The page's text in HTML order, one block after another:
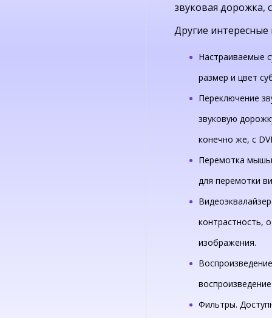
звуковая дорожка,
Другие
Настраиваемые
размер и цвет
Переключение
звуковую
конечно же, с
Перемотка
для перемотки
контрастность,
изображения.
Фильтры.